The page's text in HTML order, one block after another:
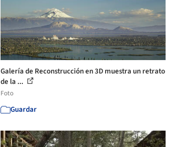
Galería de Reconstrucción en 3D muestra un retrato
de la ...
Foto
Guardar